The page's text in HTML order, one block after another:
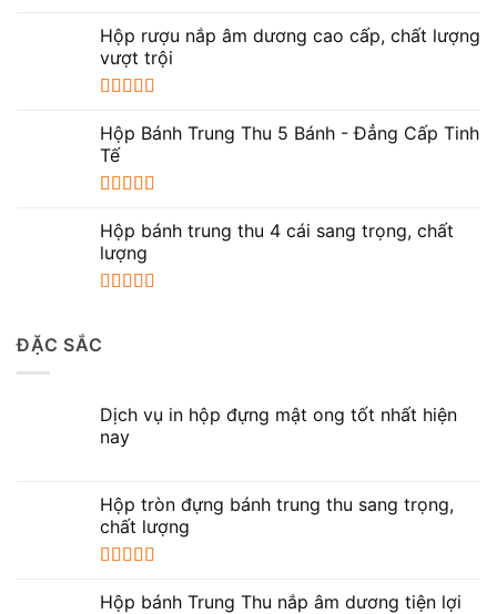
sao
Hộp rượu nắp âm dương cao cấp, chất lượng
vượt trội
hạng 5.005
sao
Hộp Bánh Trung Thu 5 Bánh - Đẳng Cấp Tinh
Tế
hạng 5.005
sao
Hộp bánh trung thu 4 cái sang trọng, chất
lượng
sao
ĐẶC SẮC
Dịch vụ in hộp đựng mật ong tốt nhất hiện
nay
Hộp tròn đựng bánh trung thu sang trọng,
chất lượng
hạng 5.005
Hộp bánh Trung Thu nắp âm dương tiện lợi